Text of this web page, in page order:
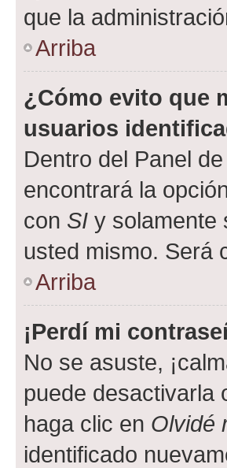
que la
Arriba
¿Cómo evito que
usuarios
Dentro del Panel
encontrará la
con SI y solamente
usted mismo. Será
Arriba
¡Perdí mi
No se asuste,
puede desactivarla
haga clic en Olvidé
identificado